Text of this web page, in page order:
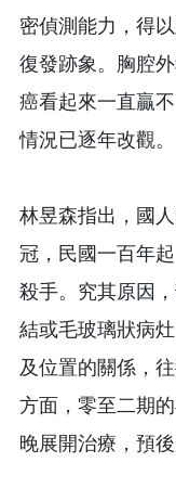
密偵測能力，得
復發跡象。胸腔
癌看起來一直贏
情況已逐年改觀。
林昱森指出，國
冠，民國一百年
殺手。究其原因
結或毛玻璃狀病
及位置的關係，
方面，零至二期
晚展開治療，預後